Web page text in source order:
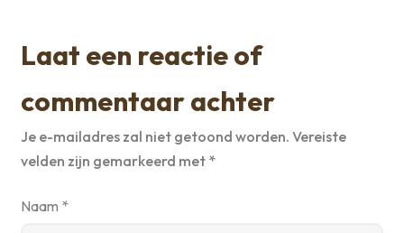
Laat een reactie of
commentaar achter
Je e-mailadres zal niet getoond worden. Vereiste
velden zijn gemarkeerd met *
Naam *